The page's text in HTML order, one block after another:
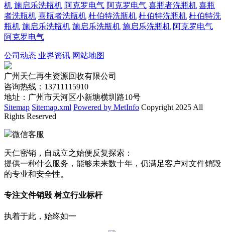
机 施启乐洗瓶机 阿克罗电气 阿克罗电气 喜瓶者洗瓶机 喜瓶
者洗瓶机 喜瓶者洗瓶机 杜伯特洗瓶机 杜伯特洗瓶机 杜伯特洗
瓶机 施启乐洗瓶机 施启乐洗瓶机 施启乐洗瓶机 阿克罗电气
阿克罗电气
公司动态 业界资讯 网站地图
广州天仁再生资源回收有限公司
咨询热线：13711115910
地址：广州市天河区小新塘横圳路10号
Sitemap Sitemap.xml Powered by MetInfo Copyright 2025 All
Rights Reserved
微信客服
天仁密销，自成立之始便反复探索：
提供一种什么服务，能够未来数十年，仍满足客户对文件销毁
的专业和安全性。
专注文件销毁 树立行业标杆
执着于此，始终如一